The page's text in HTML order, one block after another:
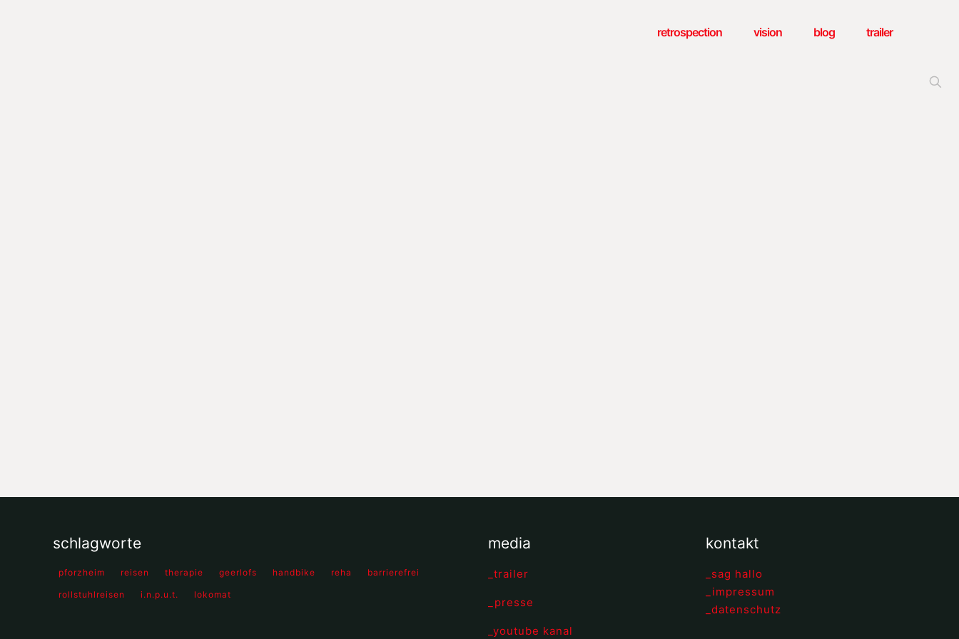
retrospection vision blog trailer
schlagworte
pforzheim reisen therapie geerlofs handbike reha barrierefrei
rollstuhlreisen i.n.p.u.t. lokomat
media
_trailer
_presse
_youtube kanal
kontakt
_sag hallo
_impressum
_datenschutz